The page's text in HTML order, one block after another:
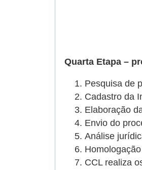
Quarta Etapa –
Pesquisa de
Cadastro da
Elaboração
Envio do
Análise
CCL realiza